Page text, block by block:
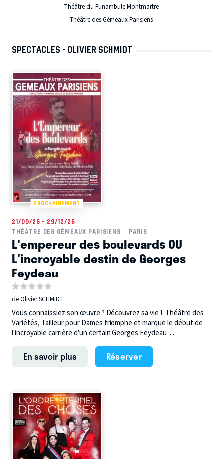
Théâtre du Funambule Montmartre
Théâtre des Gémeaux Parisiens
SPECTACLES - OLIVIER SCHMIDT
PROCHAINEMENT
21/09/26 - 29/12/26
THÉÂTRE DES GÉMEAUX PARISIENS
PARIS
L'empereur des boulevards OU
L'incroyable destin de Georges
Feydeau
de Olivier SCHMIDT
Vous connaissiez son œuvre ? Découvrez sa vie ! Théâtre des
Variétés, Tailleur pour Dames triomphe et marque le début de
l'incroyable carrière d'un certain Georges Feydeau ....
En savoir plus Réserver